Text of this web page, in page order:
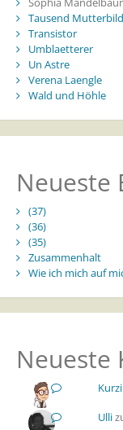
Tausend
Transistor
Umblaetterer
Un Astre
Verena Laengle
Wald und Höhle
Neueste
(37)
(36)
(35)
Zusammenhalt
Wie ich mich auf
Neueste
Kurzi
Ulli